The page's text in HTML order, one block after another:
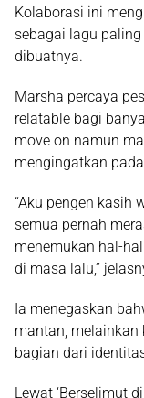
Kolaborasi ini
sebagai lagu paling
dibuatnya.
Marsha percaya
relatable bagi
move on namun
mengingatkan
“Aku pengen kasih
semua pernah
menemukan hal-
di masa lalu,”
Ia menegaskan
mantan, melainkan
bagian dari
Lewat ‘Berselimut